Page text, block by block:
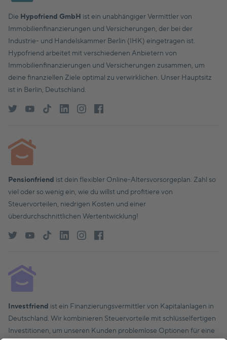
Die Hypofriend GmbH ist ein unabhängiger Vermittler von
Immobilienfinanzierungen und Versicherungen, der bei der
Industrie- und Handelskammer Berlin (IHK) eingetragen ist.
Hypofriend arbeitet mit verschiedenen Anbietern von
Immobilienfinanzierungen und Versicherungen zusammen, um
deine finanziellen Ziele optimal zu verwirklichen. Unser Hauptsitz
ist in Berlin, Deutschland.
Pensionfriend ist dein flexibler Online-Altersvorsorgeplan. Zahl so
viel oder so wenig ein, wie du willst und profitiere von
Steuervorteilen, niedrigen Kosten und einer
überdurchschnittlichen Wertentwicklung!
Investfriend ist ein Finanzierungsvermittler von Kapitalanlagen in
Deutschland. Wir kombinieren Steuervorteile mit schlüsselfertigen
Investitionen, um unseren Kunden problemlose Optionen für eine